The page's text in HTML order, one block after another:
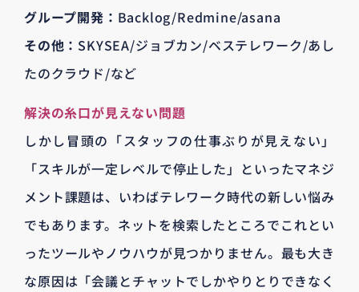
グループ開発： Backlog/Redmine/asana
その他： SKYSEA/ジョブカン/ベステレワーク/あし
たのクラウド/など
解決の糸口が見えない問題
しかし冒頭の「スタッフの仕事ぶりが見えない」
「スキルが一定レベルで停止した」といったマネジ
メント課題は、いわばテレワーク時代の新しい悩み
でもあります。ネットを検索したところでこれとい
ったツールやノウハウが見つかりません。最も大き
な原因は「会議とチャットでしかやりとりできなく